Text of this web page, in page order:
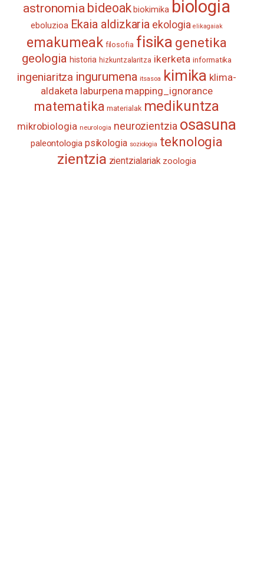
astronomia bideoak biokimika biologia
eboluzioa Ekaia aldizkaria ekologia elikagaiak
emakumeak filosofia fisika genetika
geologia historia hizkuntzalaritza ikerketa informatika
ingeniaritza ingurumena itsasoa kimika klima-
aldaketa laburpena mapping_ignorance
matematika materialak medikuntza
mikrobiologia neurologia neurozientzia osasuna
paleontologia psikologia soziologia teknologia
zientzia zientzialariak zoologia